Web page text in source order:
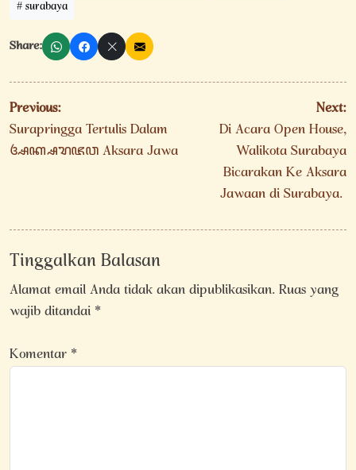
surabaya
Share:
Navigasi
pos
Previous:
Surapringga Tertulis Dalam
ꦄꦏ꧀ꦱꦫꦗꦮ Aksara Jawa
Next:
Di Acara Open House,
Walikota Surabaya
Bicarakan Ke Aksara
Jawaan di Surabaya.
Tinggalkan Balasan
Alamat email Anda tidak akan dipublikasikan.Ruas yang
wajib ditandai*
Komentar*